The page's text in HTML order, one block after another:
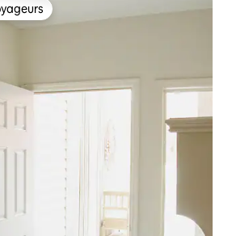
les plus appréciés